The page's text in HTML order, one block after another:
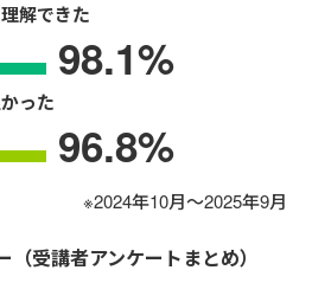
解できた
98.1%
った
96.8%
※2024年10月～2025年9月
受講者アンケートまとめ）